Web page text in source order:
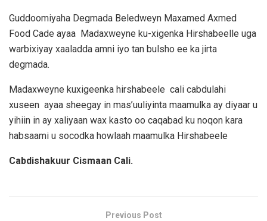
Guddoomiyaha Degmada Beledweyn Maxamed Axmed
Food Cade ayaa Madaxweyne ku-xigenka Hirshabeelle uga
warbixiyay xaaladda amni iyo tan bulsho ee ka jirta
degmada.
Madaxweyne kuxigeenka hirshabeele cali cabdulahi
xuseen ayaa sheegay in mas’uuliyinta maamulka ay diyaar u
yihiin in ay xaliyaan wax kasto oo caqabad ku noqon kara
habsaami u socodka howlaah maamulka Hirshabeele
Cabdishakuur Cismaan Cali.
Previous Post